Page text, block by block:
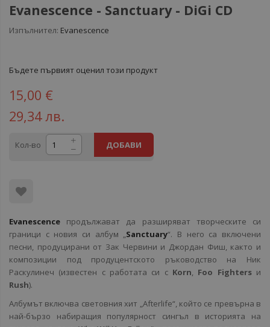
Evanescence - Sanctuary - DiGi CD
Изпълнител: Evanescence
Бъдете първият оценил този продукт
15,00 €
29,34 лв.
Кол-во ДОБАВИ
Evanescence продължават да разширяват творческите си
граници с новия си албум „Sanctuary“. В него са включени
песни, продуцирани от Зак Червини и Джордан Фиш, както и
композиции под продуцентското ръководство на Ник
Раскулинеч (известен с работата си с Korn, Foo Fighters и
Rush).
Албумът включва световния хит „Afterlife“, който се превърна в
най-бързо набиращия популярност сингъл в историята на